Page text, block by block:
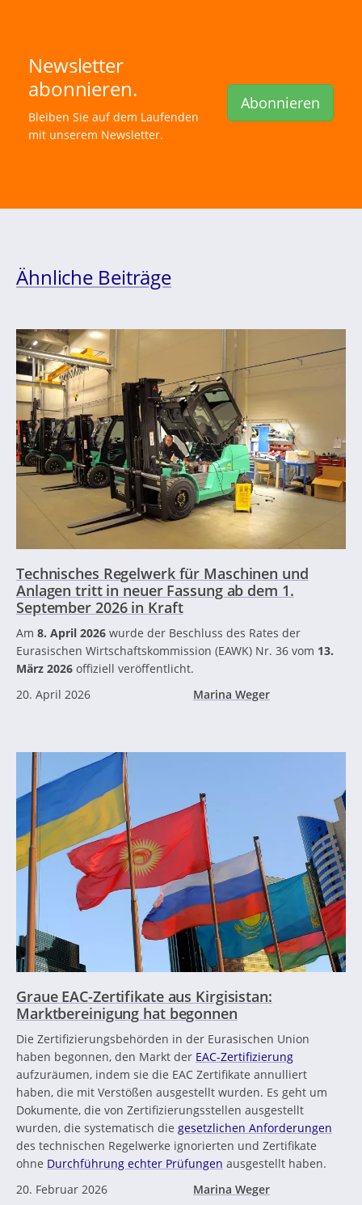
Newsletter
abonnieren.
Bleiben Sie auf dem Laufenden
mit unserem Newsletter.
Abonnieren
Ähnliche Beiträge
Technisches Regelwerk für Maschinen und
Anlagen tritt in neuer Fassung ab dem 1.
September 2026 in Kraft
Am 8. April 2026 wurde der Beschluss des Rates der
Eurasischen Wirtschaftskommission (EAWK) Nr. 36 vom 13.
März 2026 offiziell veröffentlicht.
20. April 2026
Marina Weger
Graue EAC-Zertifikate aus Kirgisistan:
Marktbereinigung hat begonnen
Die Zertifizierungsbehörden in der Eurasischen Union
haben begonnen, den Markt der EAC-Zertifizierung
aufzuräumen, indem sie die EAC Zertifikate annulliert
haben, die mit Verstößen ausgestellt wurden. Es geht um
Dokumente, die von Zertifizierungsstellen ausgestellt
wurden, die systematisch die gesetzlichen Anforderungen
des technischen Regelwerke ignorierten und Zertifikate
ohne Durchführung echter Prüfungen ausgestellt haben.
20. Februar 2026
Marina Weger